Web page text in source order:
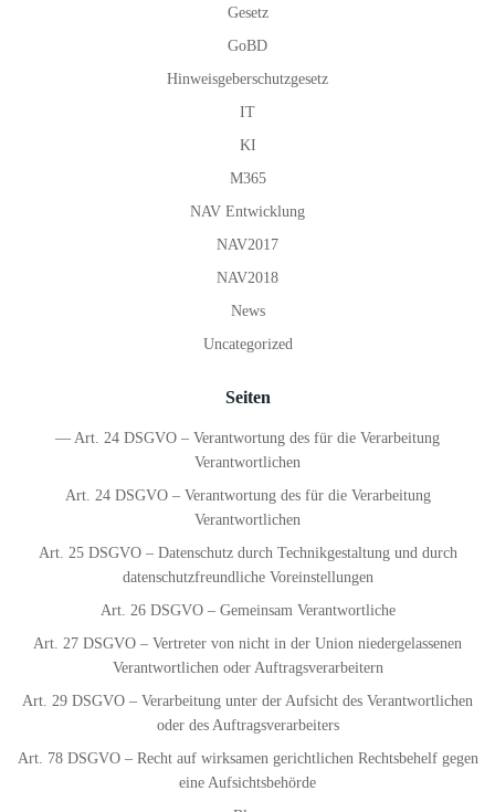
Gesetz
GoBD
Hinweisgeberschutzgesetz
IT
KI
M365
NAV Entwicklung
NAV2017
NAV2018
News
Uncategorized
Seiten
— Art. 24 DSGVO – Verantwortung des für die Verarbeitung
Verantwortlichen
Art. 24 DSGVO – Verantwortung des für die Verarbeitung
Verantwortlichen
Art. 25 DSGVO – Datenschutz durch Technikgestaltung und durch
datenschutzfreundliche Voreinstellungen
Art. 26 DSGVO – Gemeinsam Verantwortliche
Art. 27 DSGVO – Vertreter von nicht in der Union niedergelassenen
Verantwortlichen oder Auftragsverarbeitern
Art. 29 DSGVO – Verarbeitung unter der Aufsicht des Verantwortlichen
oder des Auftragsverarbeiters
Art. 78 DSGVO – Recht auf wirksamen gerichtlichen Rechtsbehelf gegen
eine Aufsichtsbehörde